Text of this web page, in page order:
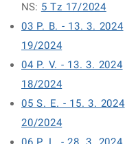
NS: 5 Tz 17/2024
03 P. B. - 13. 3. 2024
19/2024
04 P. V. - 13. 3. 2024
18/2024
05 S. E. - 15. 3. 2024
20/2024